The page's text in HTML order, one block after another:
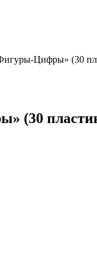
Цифры» (30